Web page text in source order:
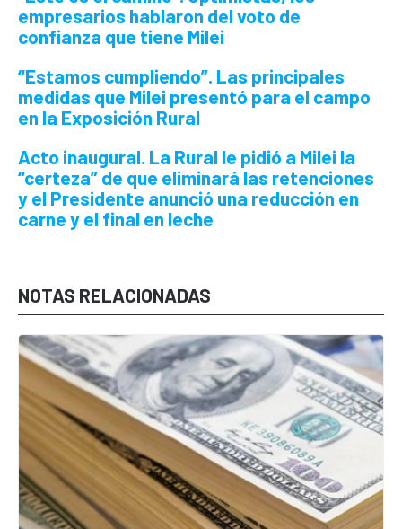
empresarios hablaron del voto de
confianza que tiene Milei
“Estamos cumpliendo”. Las principales
medidas que Milei presentó para el campo
en la Exposición Rural
Acto inaugural. La Rural le pidió a Milei la
“certeza” de que eliminará las retenciones
y el Presidente anunció una reducción en
carne y el final en leche
NOTAS RELACIONADAS